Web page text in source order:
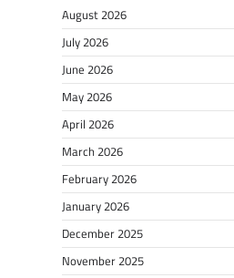
August 2026
July 2026
June 2026
May 2026
April 2026
March 2026
February 2026
January 2026
December 2025
November 2025